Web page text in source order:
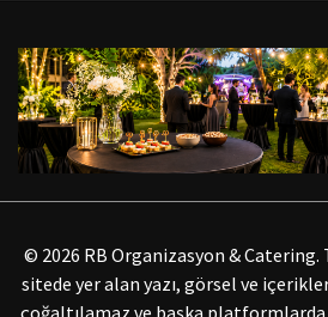
© 2026 RB Organizasyon & Catering.
sitede yer alan yazı, görsel ve
çoğaltılamaz ve başka platformlarda